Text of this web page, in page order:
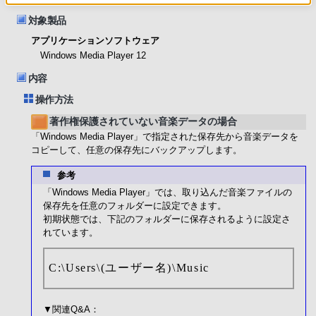
対象製品
アプリケーションソフトウェア
Windows Media Player 12
内容
操作方法
著作権保護されていない音楽データの場合
「Windows Media Player」で指定された保存先から音楽データを
コピーして、任意の保存先にバックアップします。
参考
「Windows Media Player」では、取り込んだ音楽ファイルの
保存先を任意のフォルダーに設定できます。
初期状態では、下記のフォルダーに保存されるように設定さ
れています。
C:\Users\(ユーザー名)\Music
▼関連Q&A：